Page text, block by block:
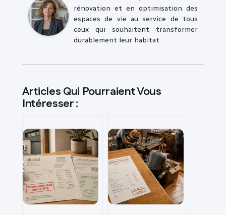
rénovation et en optimisation des
espaces de vie au service de tous
ceux qui souhaitent transformer
durablement leur habitat.
Articles Qui Pourraient Vous
Intéresser :